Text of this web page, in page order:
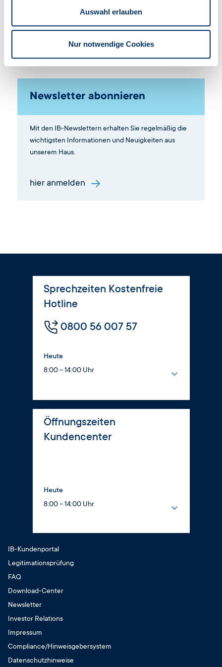
Auswahl erlauben
Nur notwendige Cookies
Themen sind oftmals hilfreiches Recherchematerial.
archivierte Meldungen
Newsletter abonnieren
Mit den IB-Newslettern erhalten Sie regelmäßig die
wichtigsten Informationen und Neuigkeiten aus
unserem Haus.
hier anmelden
Sprechzeiten Kostenfreie
Hotline
0800 56 007 57
Heute
8:00 – 14:00 Uhr
8:00 – 16:00 Uhr
8:00 – 17:00 Uhr
Mittwoch
Sonntag
geschlossen
Öffnungszeiten
Kundencenter
Heute
8:00 – 14:00 Uhr
8:00 – 12:30 Uhr
Mittwoch
13:00 – 16:00 Uhr
8:00 – 12:30 Uhr
IB-Kundenportal
Legitimationsprüfung
FAQ
Download-Center
Newsletter
Investor Relations
Impressum
Compliance/Hinweisgebersystem
Datenschutzhinweise